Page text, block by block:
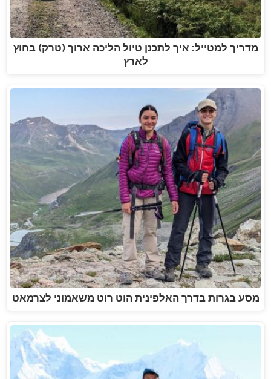
מדריך למטייל: איך לתכנן טיול הליכה ארוך (טרק) בחוץ
לארץ
מסע בגרות בדרך האלפינית הוט רוט משאמוני לצרמאט